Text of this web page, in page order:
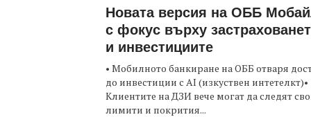
Новата версия на ОББ
с фокус върху
и инвестициите
• Мобилното банкиране на ОББ отваря
до инвестиции с AI (изкуствен интетелкт)•
Клиентите на ДЗИ вече могат да следят
лимити и покрития...